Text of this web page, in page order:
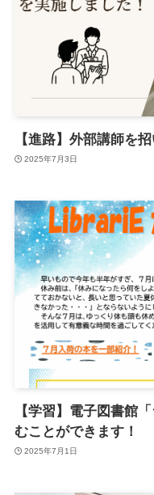
【進路】外部講師を
2025年7月3日
【学習】電子図書館
むことができます！
2025年7月1日